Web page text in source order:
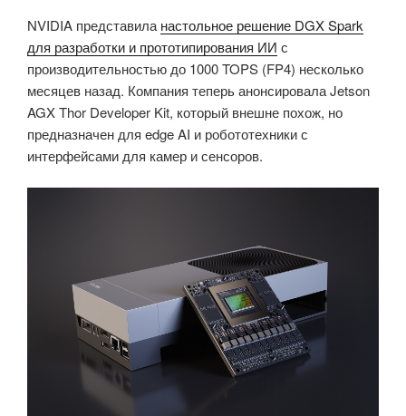
NVIDIA представиланастольное решение DGX Spark
для разработки и прототипирования ИИ с
производительностью до 1000 TOPS (FP4) несколько
месяцев назад. Компания теперь анонсировала Jetson
AGX Thor Developer Kit, который внешне похож, но
предназначен для edge AI и робототехники с
интерфейсами для камер и сенсоров.